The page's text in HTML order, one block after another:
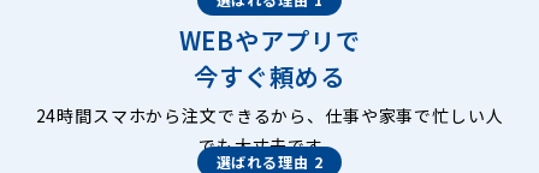
WEBやアプリで
今すぐ頼める
24時間スマホから注文できるから、仕事や家事で忙しい人
でも大丈夫です。
選ばれる理由 2